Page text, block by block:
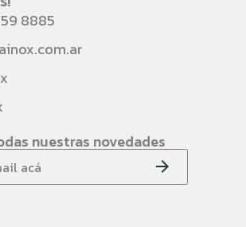
8885
nuestras novedades